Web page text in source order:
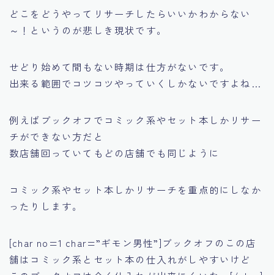
どこをどうやってリサーチしたらいいかわからない
～！というのが悲しき現状です。
せどり始めて間もない時期は仕方がないです。
出来る範囲でコツコツやっていくしかないですよね…
例えばブックオフでコミック系やセット本しかリサー
チができない方だと
数店舗回っていてもどの店舗でも同じように
コミック系やセット本しかリサーチを重点的にしなか
ったりします。
[char no=1 char=”ギモン男性”]ブックオフのこの店
舗はコミック系とセット本の仕入れがしやすいけど